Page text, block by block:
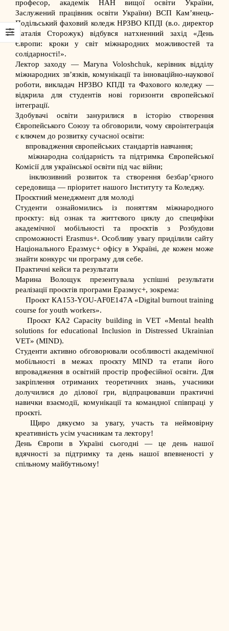
професор, академік НАН вищої освіти України,
Заслужений працівник освіти України) ВСП Кам’янець-
Подільський фаховий коледж НРЗВО КПДІ (в.о. директор
Наталія Сторожук) відбувся натхненний захід «День
Європи: кроки у світ міжнародних можливостей та
солідарності!».
Лектор заходу — Maryna Voloshchuk, керівник відділу
міжнародних зв’язків, комунікації та інноваційно-наукової
роботи, викладач НРЗВО КПДІ та Фахового коледжу —
відкрила для студентів нові горизонти європейської
інтеграції.
Здобувачі освіти занурилися в історію створення
Європейського Союзу та обговорили, чому євроінтеграція
є ключем до розвитку сучасної освіти:
впровадження європейських стандартів навчання;
міжнародна солідарність та підтримка Європейської
Комісії для української освіти під час війни;
інклюзивний розвиток та створення безбар’єрного
середовища — пріоритет нашого Інституту та Коледжу.
Проєктний менеджмент для молоді
Студенти ознайомились із поняттям міжнародного
проєкту: від ознак та життєвого циклу до специфіки
академічної мобільності та проєктів з Розбудови
спроможності Erasmus+. Особливу увагу приділили сайту
Національного Еразмус+ офісу в Україні, де кожен може
знайти конкурс чи програму для себе.
Практичні кейси та результати
Марина Волощук презентувала успішні результати
реалізації проєктів програми Еразмус+, зокрема:
Проєкт КА153-YOU-AF0E147A «Digital burnout training
course for youth workers».
Проєкт КА2 Capacity building in VET «Mental health
solutions for educational Inclusion in Distressed Ukrainian
VET» (MIND).
Студенти активно обговорювали особливості академічної
мобільності в межах проєкту MIND та етапи його
впровадження в освітній простір професійної освіти. Для
закріплення отриманих теоретичних знань, учасники
долучилися до ділової гри, відпрацювавши практичні
навички взаємодії, комунікації та командної співпраці у
проєкті.
Щиро дякуємо за увагу, участь та неймовірну
креативність усім учасникам та лектору!
День Європи в Україні сьогодні — це день нашої
вдячності за підтримку та день нашої впевненості у
спільному майбутньому!